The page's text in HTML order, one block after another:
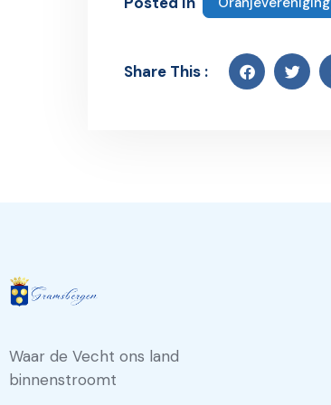
Share This :
Waar de Vecht ons land
binnenstroomt